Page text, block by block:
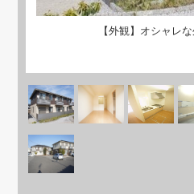
【外観】オシャレ